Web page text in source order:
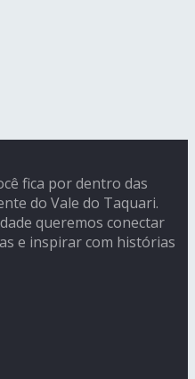
fica por dentro das
do Vale do Taquari.
queremos conectar
e inspirar com histórias